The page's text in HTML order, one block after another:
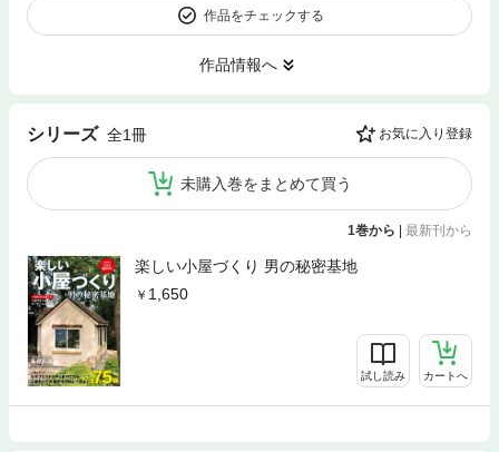
作品をチェックする
作品情報へ
シリーズ 全1冊 お気に入り登録
未購入巻をまとめて買う
1巻から | 最新刊から
楽しい小屋づくり 男の秘密基地
1,650
試し読み カートへ